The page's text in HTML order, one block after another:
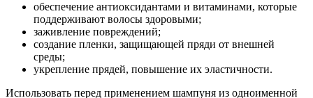
обеспечение антиоксидантами и витаминами, которые
поддерживают волосы здоровыми;
заживление повреждений;
создание пленки, защищающей пряди от внешней
среды;
укрепление прядей, повышение их эластичности.
Использовать перед применением шампуня из одноименной